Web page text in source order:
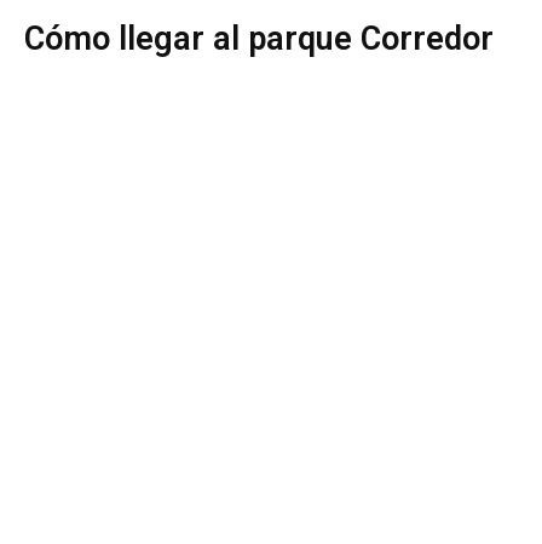
Cómo llegar al parque Corredor